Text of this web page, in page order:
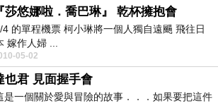
『莎悠娜啦．喬巴琳』 乾杯擁抱會
4 的單程機票 柯小琳將一個人獨自遠颺 飛往日
嫁作人婦 ...
05-02
也君 見面握手會
是一個關於愛與冒險的故事．．．如果要把這件